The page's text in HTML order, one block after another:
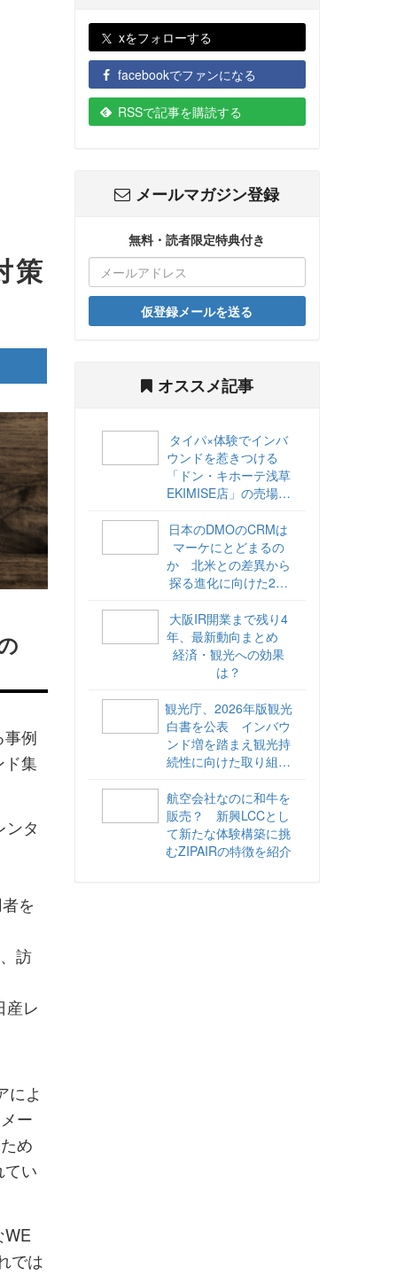
策
例
ド集
タ
を
訪
産レ
によ
ー
め
い
WE
では
xをフォローする
facebookでファンになる
RSSで記事を購読する
メールマガジン登録
無料・読者限定特典付き
仮登録メールを送る
オススメ記事
タイパ×体験でインバ
ウンドを惹きつける
「ドン・キホーテ浅草
EKIMISE店」の売場づ
日本のDMOのCRMは
マーケにとどまるの
か 北米との差異から
探る進化に向けた2ス
海外DMOのリアル
vol.6】
大阪IR開業まで残り4
年、最新動向まとめ
経済・観光への効果
は？
観光庁、2026年版観光
白書を公表 インバウ
ンド増を踏まえ観光持
続性に向けた取り組み
航空会社なのに和牛を
販売？ 新興LCCとし
て新たな体験構築に挑
むZIPAIRの特徴を紹介